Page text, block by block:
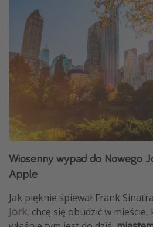
Wiosenny wypad do Nowego
Apple
Jak pięknie śpiewał Frank
Jork, chcę się obudzić w